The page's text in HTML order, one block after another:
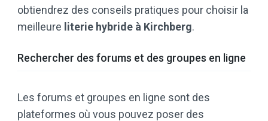
obtiendrez des conseils pratiques pour choisir la
meilleure literie hybride à Kirchberg.
Rechercher des forums et des groupes en ligne
Les forums et groupes en ligne sont des
plateformes où vous pouvez poser des